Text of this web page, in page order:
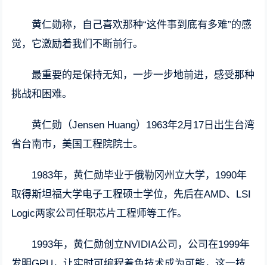
黄仁勋称，自己喜欢那种“这件事到底有多难”的感
觉，它激励着我们不断前行。
最重要的是保持无知，一步一步地前进，感受那种
挑战和困难。
黄仁勋（Jensen Huang）1963年2月17日出生台湾
省台南市，美国工程院院士。
1983年，黄仁勋毕业于俄勒冈州立大学，1990年
取得斯坦福大学电子工程硕士学位，先后在AMD、LSI
Logic两家公司任职芯片工程师等工作。
1993年，黄仁勋创立NVIDIA公司，公司在1999年